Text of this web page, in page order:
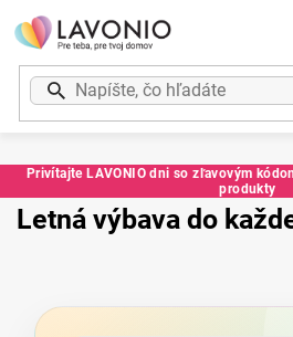
Prejsť
na
obsah
Privítajte LAVONIO dni so zľavovým
produkty
Letná výbava do